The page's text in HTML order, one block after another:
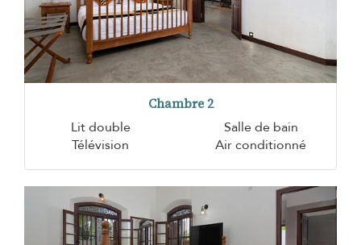
Chambre 2
Lit double
Salle de bain
Télévision
Air conditionné